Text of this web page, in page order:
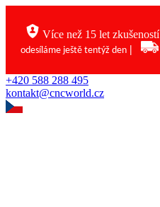
Více než 15 let zkušeností
odesíláme ještě tentýž den |
+420 588 288 495
kontakt@cncworld.cz